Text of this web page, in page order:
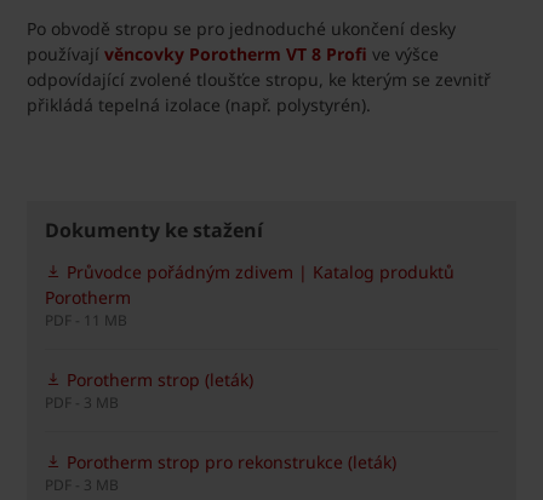
Po obvodě stropu se pro jednoduché ukončení desky
používají věncovky Porotherm VT 8 Profi ve výšce
odpovídající zvolené tloušťce stropu, ke kterým se zevnitř
přikládá tepelná izolace (např. polystyrén).
Dokumenty ke stažení
Průvodce pořádným zdivem | Katalog produktů
Porotherm
PDF - 11 MB
Porotherm strop (leták)
PDF - 3 MB
Porotherm strop pro rekonstrukce (leták)
PDF - 3 MB